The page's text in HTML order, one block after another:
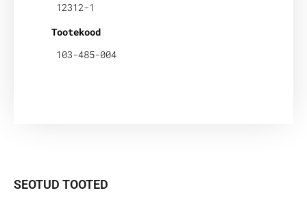
12312-1
Tootekood
103-485-004
SEOTUD TOOTED